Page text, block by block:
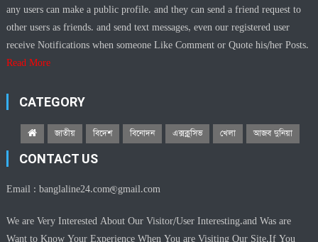
any users can make a public profile. and they can send a friend request to
other users as friends. and send text messages, even our registered user
receive Notifications when someone Like Comment or Quote his/her Posts.
Read More
CATEGORY
জাতীয় বিদেশ বিনোদন এক্সক্লুসিভ খেলা আজব দুনিয়া
CONTACT US
Email :banglaline24.com@gmail.com
We are Very Interested About Our Visitor/User Interesting.and Was are
Want to Know Your Experience When You are Visiting Our Site.If You